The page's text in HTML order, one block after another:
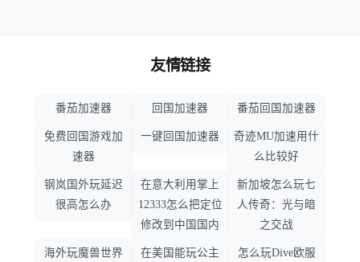
友情链接
番茄加速器 回国加速器 番茄回国加速器
免费回国游戏加
速器
一键回国加速器
奇迹MU加速用什
么比较好
钢岚国外玩延迟
很高怎么办
在意大利用掌上
12333怎么把定位
修改到中国国内
新加坡怎么玩七
人传奇：光与暗
之交战
海外玩魔兽世界 在美国能玩公主 怎么玩Dive欧服